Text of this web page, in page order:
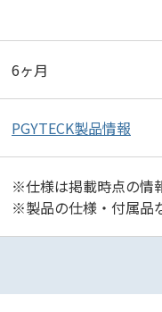
6ヶ月
PGYTECK製品情報
※仕様は掲載時点の情
※製品の仕様・付属品